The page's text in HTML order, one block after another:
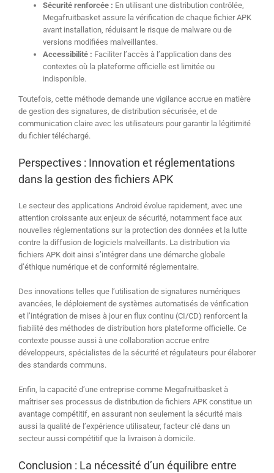
Sécurité renforcée : En utilisant une distribution contrôlée,
Megafruitbasket assure la vérification de chaque fichier APK
avant installation, réduisant le risque de malware ou de
versions modifiées malveillantes.
Accessibilité : Faciliter l’accès à l’application dans des
contextes où la plateforme officielle est limitée ou
indisponible.
Toutefois, cette méthode demande une vigilance accrue en matière
de gestion des signatures, de distribution sécurisée, et de
communication claire avec les utilisateurs pour garantir la légitimité
du fichier téléchargé.
Perspectives : Innovation et réglementations
dans la gestion des fichiers APK
Le secteur des applications Android évolue rapidement, avec une
attention croissante aux enjeux de sécurité, notamment face aux
nouvelles réglementations sur la protection des données et la lutte
contre la diffusion de logiciels malveillants. La distribution via
fichiers APK doit ainsi s’intégrer dans une démarche globale
d’éthique numérique et de conformité réglementaire.
Des innovations telles que l’utilisation de signatures numériques
avancées, le déploiement de systèmes automatisés de vérification
et l’intégration de mises à jour en flux continu (CI/CD) renforcent la
fiabilité des méthodes de distribution hors plateforme officielle. Ce
contexte pousse aussi à une collaboration accrue entre
développeurs, spécialistes de la sécurité et régulateurs pour élaborer
des standards communs.
Enfin, la capacité d’une entreprise comme Megafruitbasket à
maîtriser ses processus de distribution de fichiers APK constitue un
avantage compétitif, en assurant non seulement la sécurité mais
aussi la qualité de l’expérience utilisateur, facteur clé dans un
secteur aussi compétitif que la livraison à domicile.
Conclusion : La nécessité d’un équilibre entre